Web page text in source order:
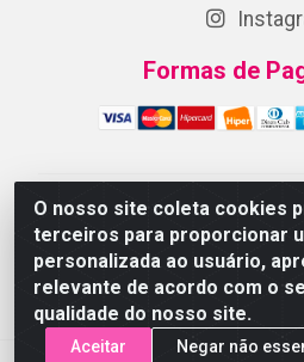
O nosso site coleta cookies
terceiros para proporcionar
personalizada ao usuário,
relevante de acordo com o
qualidade do nosso site.
Aceitar Negar não
Formas de
ARMAZEM DOS COSMETICOS
Av.Transnordestina, 2222 -
Santana/BA - CEP 44.054-008 -
25